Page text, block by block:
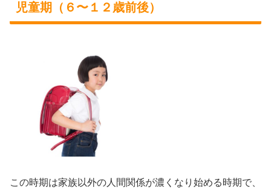
児童期（６〜１２歳前後）
この時期は家族以外の人間関係が濃くなり始める時期で、